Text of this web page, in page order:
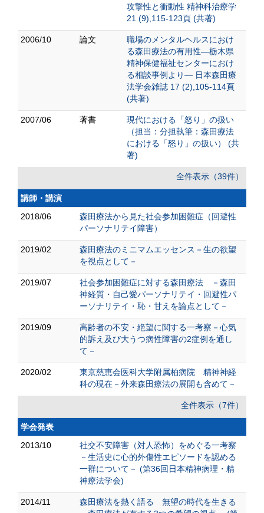
攻撃性と衝動性 精神科治療学
21 (9),115-123頁 (共著)
2006/10 論文
職場のメンタルヘルスにおけ
る森田療法の有用性―栃木県
精神保健福祉センターにおけ
る相談事例より― 日本森田療
法学会雑誌 17 (2),105-114頁
(共著)
2007/06 著書
現代における「怒り」の扱い
（担当：分担執筆：森田療法
における「怒り」の扱い） (共
著)
全件表示（39件）
講師・講演
2018/06
森田療法から見た社会参加困難症（回避性
パーソナリテイ障害）
2019/02
森田療法のミニマムエッセンス－生の欲望
を視点として－
2019/07
社会参加困難症に対する森田療法 －森田
神経質・自己愛パーソナリテイ・回避性パ
ーソナリテイ・恥・甘えを論点として－
2019/09
高齢者の不安・絶望に関する一考察－心気
的訴え及び大うつ病性障害の2症例を通し
て－
2020/02
東京慈恵会医科大学附属柏病院 精神神経
科の現在－外来森田療法の展開も含めて－
全件表示（7件）
学会発表
2013/10
社交不安障害（対人恐怖）をめぐる一考察
－生活史に心的外傷性エピソードを認める
一群について－ (第36回日本精神病理・精
神療法学会)
2014/11
森田療法を熱く語る 無望の時代を生きる